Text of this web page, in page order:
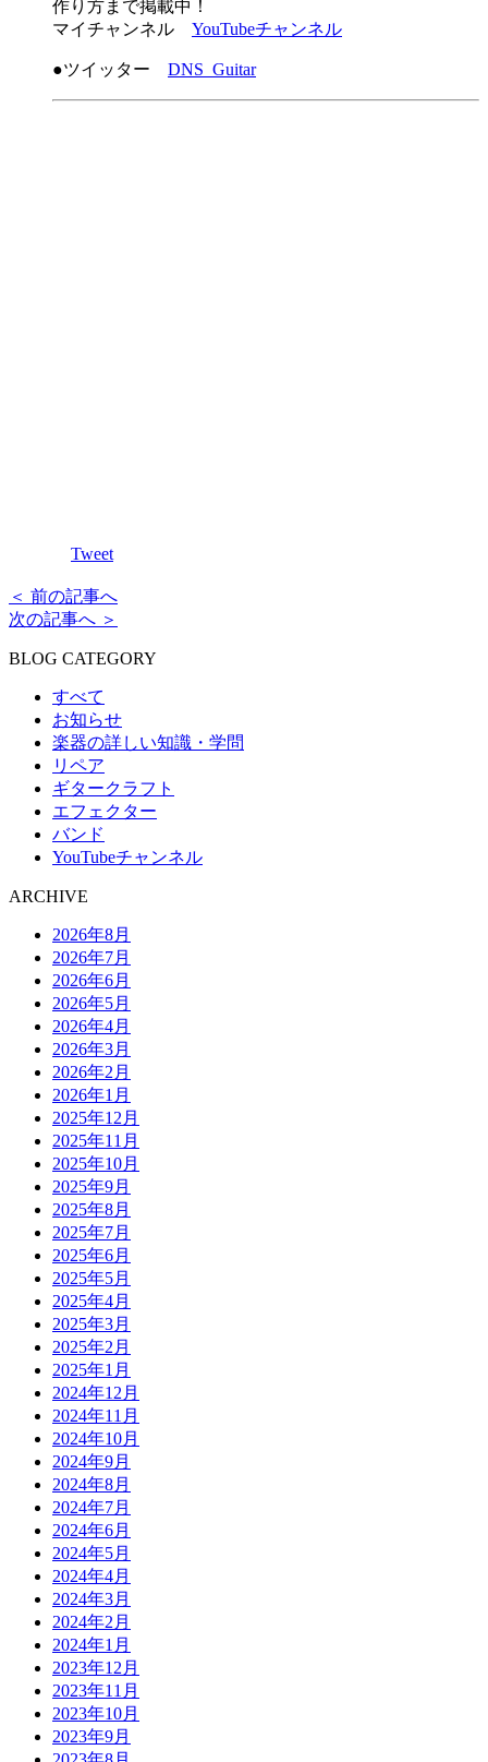
作り方まで掲載中！
マイチャンネル YouTubeチャンネル
●ツイッター DNS_Guitar
Tweet
＜ 前の記事へ
次の記事へ ＞
BLOG CATEGORY
すべて
お知らせ
楽器の詳しい知識・学問
リペア
ギタークラフト
エフェクター
バンド
YouTubeチャンネル
ARCHIVE
2026年8月
2026年7月
2026年6月
2026年5月
2026年4月
2026年3月
2026年2月
2026年1月
2025年12月
2025年11月
2025年10月
2025年9月
2025年8月
2025年7月
2025年6月
2025年5月
2025年4月
2025年3月
2025年2月
2025年1月
2024年12月
2024年11月
2024年10月
2024年9月
2024年8月
2024年7月
2024年6月
2024年5月
2024年4月
2024年3月
2024年2月
2024年1月
2023年12月
2023年11月
2023年10月
2023年9月